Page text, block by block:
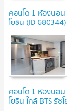
คอนโด 1 ห้องนอน
โยธิน (ID 680344)
คอนโด 1 ห้องนอ
โยธิน ใกล้ BTS รั